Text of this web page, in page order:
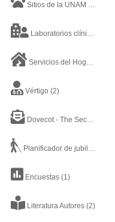
Sitios de la UNAM
Laboratorios clínicos
Servicios del Hogar
Vértigo (2)
Dovecot - The Secure IMAP server
Planificador de jubilación
Encuestas (1)
Literatura Autores (2)